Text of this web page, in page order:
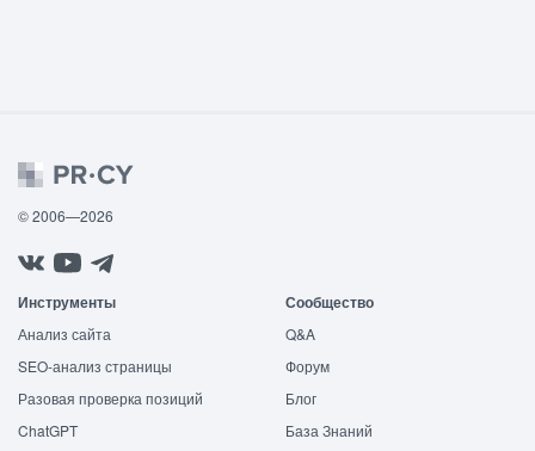
© 2006—2026
Инструменты
Анализ сайта
SEO-анализ страницы
Разовая проверка позиций
ChatGPT
Сообщество
Q&A
Форум
Блог
База Знаний